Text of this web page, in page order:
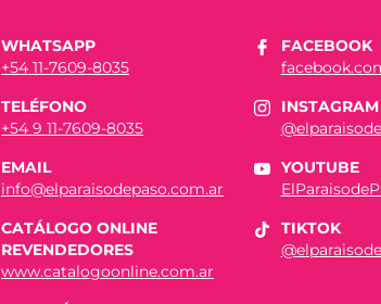
WHATSAPP
+54 11-7609-8035
TELÉFONO
+54 9 11-7609-8035
EMAIL
info@elparaisodepaso.com.ar
CATÁLOGO ONLINE
REVENDEDORES
www.catalogoonline.com.ar
FACEBOOK
INSTAGRAM
YOUTUBE
TIKTOK